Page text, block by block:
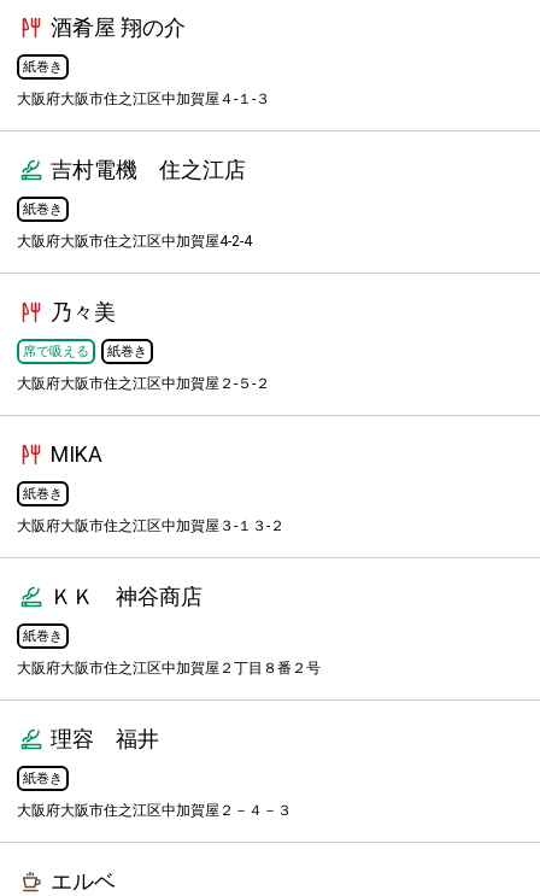
酒肴屋 翔の介
紙巻き
大阪府大阪市住之江区中加賀屋４-１-３
吉村電機 住之江店
紙巻き
大阪府大阪市住之江区中加賀屋4-2-4
乃々美
席で吸える 紙巻き
大阪府大阪市住之江区中加賀屋２-５-２
MIKA
紙巻き
大阪府大阪市住之江区中加賀屋３-１３-２
ＫＫ 神谷商店
紙巻き
大阪府大阪市住之江区中加賀屋２丁目８番２号
理容 福井
紙巻き
大阪府大阪市住之江区中加賀屋２－４－３
エルベ